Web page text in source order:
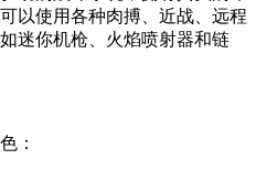
以使用各种肉搏、近战、远程
迷你机枪、火焰喷射器和链
：